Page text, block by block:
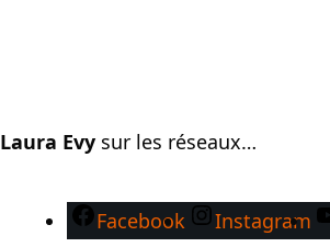
Laura Evy sur les réseaux…
Facebook Instagram